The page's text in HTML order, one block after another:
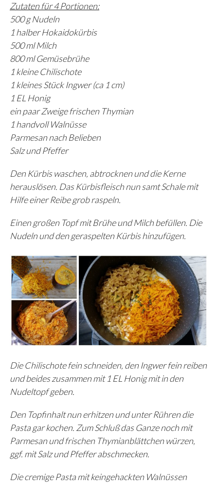
Zutaten für 4 Portionen:
500 g Nudeln
1 halber Hokaidokürbis
500 ml Milch
800 ml Gemüsebrühe
1 kleine Chilischote
1 kleines Stück Ingwer (ca 1 cm)
1 EL Honig
ein paar Zweige frischen Thymian
1 handvoll Walnüsse
Parmesan nach Belieben
Salz und Pfeffer
Den Kürbis waschen, abtrocknen und die Kerne
herauslösen. Das Kürbisfleisch nun samt Schale mit
Hilfe einer Reibe grob raspeln.
Einen großen Topf mit Brühe und Milch befüllen. Die
Nudeln und den geraspelten Kürbis hinzufügen.
Die Chilischote fein schneiden, den Ingwer fein reiben
und beides zusammen mit 1 EL Honig mit in den
Nudeltopf geben.
Den Topfinhalt nun erhitzen und unter Rühren die
Pasta gar kochen. Zum Schluß das Ganze noch mit
Parmesan und frischen Thymianblättchen würzen,
ggf. mit Salz und Pfeffer abschmecken.
Die cremige Pasta mit keingehackten Walnüssen